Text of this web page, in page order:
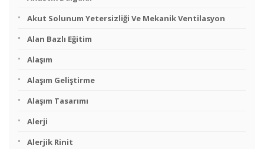
Akut Solunum Yetersizliği Ve Mekanik Ventilasyon
Alan Bazlı Eğitim
Alaşım
Alaşım Geliştirme
Alaşım Tasarımı
Alerji
Alerjik Rinit